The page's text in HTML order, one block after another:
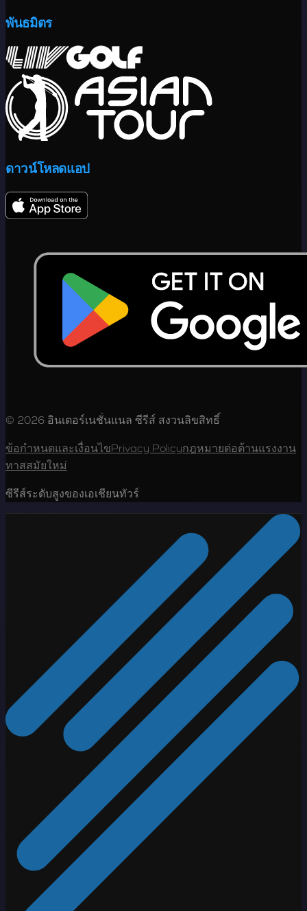
พันธมิตร
ดาวน์โหลดแอป
© 2026 อินเตอร์เนชั่นแนล ซีรีส์ สงวนลิขสิทธิ์
ข้อกำหนดและเงื่อนไขPrivacy Policyกฎหมายต่อต้านแรงงาน
ทาสสมัยใหม่
ซีรีส์ระดับสูงของเอเชียนทัวร์